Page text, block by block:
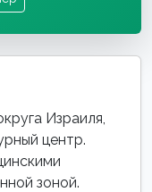
Израиля,
центр.
зоной.